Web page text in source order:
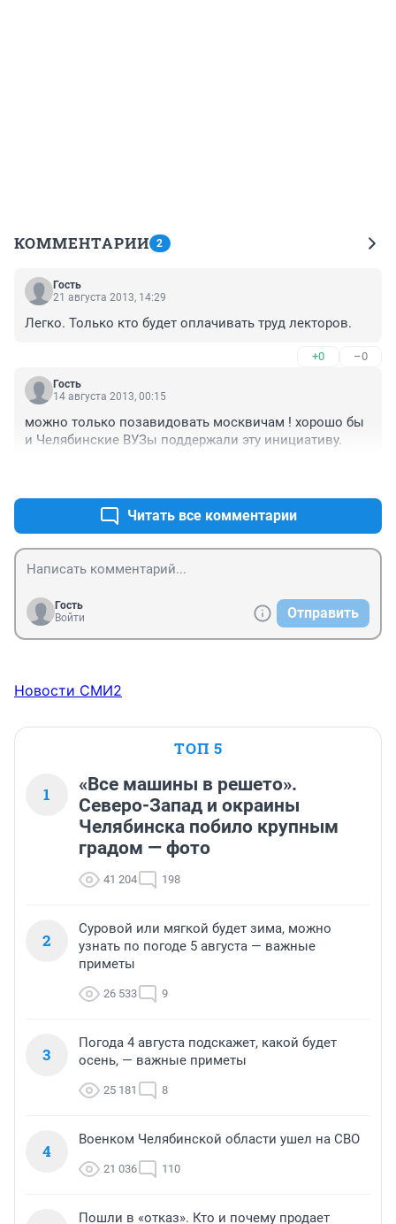
КОММЕНТАРИИ 2
Гость
21 августа 2013, 14:29
Легко. Только кто будет оплачивать труд лекторов.
+0 –0
Гость
14 августа 2013, 00:15
можно только позавидовать москвичам ! хорошо бы
и Челябинские ВУЗы поддержали эту инициативу.
Читать все комментарии
Гость
Войти
Отправить
Новости СМИ2
ТОП 5
1
«Все машины в решето».
Северо-Запад и окраины
Челябинска побило крупным
градом — фото
41 204 198
2
Суровой или мягкой будет зима, можно
узнать по погоде 5 августа — важные
приметы
26 533 9
3
Погода 4 августа подскажет, какой будет
осень, — важные приметы
25 181 8
4
Военком Челябинской области ушел на СВО
21 036 110
Пошли в «отказ». Кто и почему продает